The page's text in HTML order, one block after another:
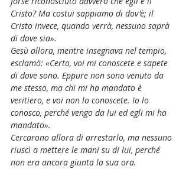
Cristo? Ma costui sappiamo di dov'è; il
Cristo invece, quando verrà, nessuno saprà
di dove sia».
Gesù allora, mentre insegnava nel tempio,
esclamò: «Certo, voi mi conoscete e sapete
di dove sono. Eppure non sono venuto da
me stesso, ma chi mi ha mandato è
veritiero, e voi non lo conoscete. Io lo
conosco, perché vengo da lui ed egli mi ha
mandato».
Cercarono allora di arrestarlo, ma nessuno
riuscì a mettere le mani su di lui, perché
non era ancora giunta la sua ora.